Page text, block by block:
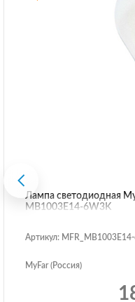
Лампа светодиодная
MB1003E14-6W3K
Артикул:
MyFar (Россия)